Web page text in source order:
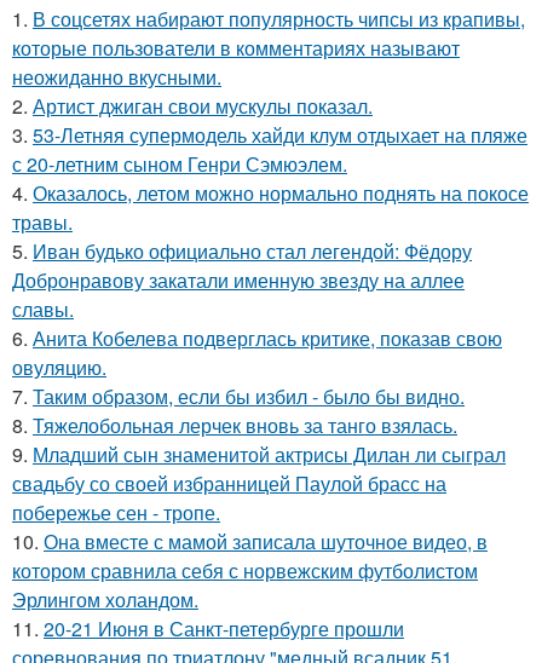
1. В соцсетях набирают популярность чипсы из крапивы,
которые пользователи в комментариях называют
неожиданно вкусными.
2. Артист джиган свои мускулы показал.
3. 53-Летняя супермодель хайди клум отдыхает на пляже
с 20-летним сыном Генри Сэмюэлем.
4. Оказалось, летом можно нормально поднять на покосе
травы.
5. Иван будько официально стал легендой: Фёдору
Добронравову закатали именную звезду на аллее
славы.
6. Анита Кобелева подверглась критике, показав свою
овуляцию.
7. Таким образом, если бы избил - было бы видно.
8. Тяжелобольная лерчек вновь за танго взялась.
9. Младший сын знаменитой актрисы Дилан ли сыграл
свадьбу со своей избранницей Паулой брасс на
побережье сен - тропе.
10. Она вместе с мамой записала шуточное видео, в
котором сравнила себя с норвежским футболистом
Эрлингом холандом.
11. 20-21 Июня в Санкт-петербурге прошли